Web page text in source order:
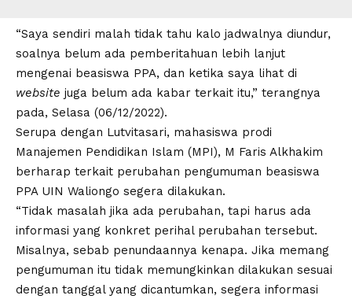
“Saya sendiri malah tidak tahu kalo jadwalnya diundur,
soalnya belum ada pemberitahuan lebih lanjut
mengenai beasiswa PPA, dan ketika saya lihat di
website juga belum ada kabar terkait itu,” terangnya
pada, Selasa (06/12/2022).
Serupa dengan Lutvitasari, mahasiswa prodi
Manajemen Pendidikan Islam (MPI), M Faris Alkhakim
berharap terkait perubahan pengumuman beasiswa
PPA UIN Waliongo segera dilakukan.
“Tidak masalah jika ada perubahan, tapi harus ada
informasi yang konkret perihal perubahan tersebut.
Misalnya, sebab penundaannya kenapa. Jika memang
pengumuman itu tidak memungkinkan dilakukan sesuai
dengan tanggal yang dicantumkan, segera informasi